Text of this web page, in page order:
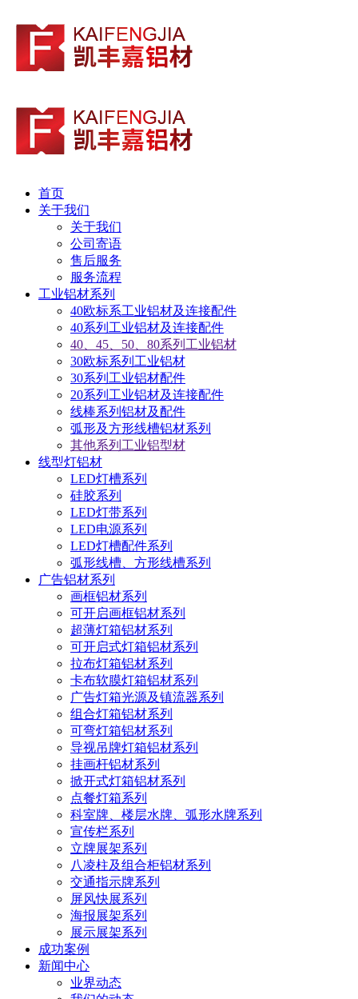
首页
关于我们
关于我们
公司寄语
售后服务
服务流程
工业铝材系列
40欧标系工业铝材及连接配件
40系列工业铝材及连接配件
40、45、50、80系列工业铝材
30欧标系列工业铝材
30系列工业铝材配件
20系列工业铝材及连接配件
线棒系列铝材及配件
弧形及方形线槽铝材系列
其他系列工业铝型材
线型灯铝材
LED灯槽系列
硅胶系列
LED灯带系列
LED电源系列
LED灯槽配件系列
弧形线槽、方形线槽系列
广告铝材系列
画框铝材系列
可开启画框铝材系列
超薄灯箱铝材系列
可开启式灯箱铝材系列
拉布灯箱铝材系列
卡布软膜灯箱铝材系列
广告灯箱光源及镇流器系列
组合灯箱铝材系列
可弯灯箱铝材系列
导视吊牌灯箱铝材系列
挂画杆铝材系列
掀开式灯箱铝材系列
点餐灯箱系列
科室牌、楼层水牌、弧形水牌系列
宣传栏系列
立牌展架系列
八凌柱及组合柜铝材系列
交通指示牌系列
屏风快展系列
海报展架系列
展示展架系列
成功案例
新闻中心
业界动态